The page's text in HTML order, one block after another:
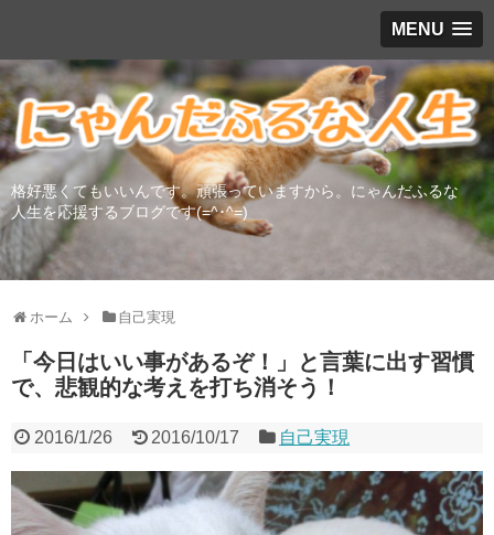
MENU
格好悪くてもいいんです。頑張っていますから。にゃんだふるな
人生を応援するブログです(=^･^=)
ホーム 自己実現
「今日はいい事があるぞ！」と言葉に出す習慣
で、悲観的な考えを打ち消そう！
2016/1/26 2016/10/17 自己実現